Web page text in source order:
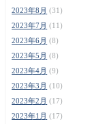
2023年8月 (31)
2023年7月 (11)
2023年6月 (8)
2023年5月 (8)
2023年4月 (9)
2023年3月 (10)
2023年2月 (17)
2023年1月 (17)